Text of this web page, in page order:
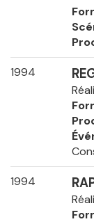
1994
1994